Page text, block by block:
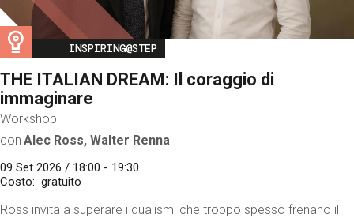
Image
INSPIRING@STEP
THE ITALIAN DREAM: Il coraggio di
immaginare
Workshop
con Alec Ross, Walter Renna
09 Set 2026 / 18:00 - 19:30
Costo
gratuito
Ross invita a superare i dualismi che troppo spesso frenano il